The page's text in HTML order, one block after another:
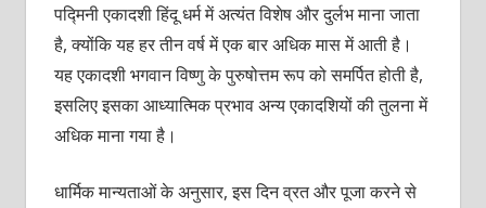
पद्मिनी एकादशी हिंदू धर्म में अत्यंत विशेष और दुर्लभ माना जाता
है, क्योंकि यह हर तीन वर्ष में एक बार अधिक मास में आती है।
यह एकादशी भगवान विष्णु के पुरुषोत्तम रूप को समर्पित होती है,
इसलिए इसका आध्यात्मिक प्रभाव अन्य एकादशियों की तुलना में
अधिक माना गया है।
धार्मिक मान्यताओं के अनुसार, इस दिन व्रत और पूजा करने से